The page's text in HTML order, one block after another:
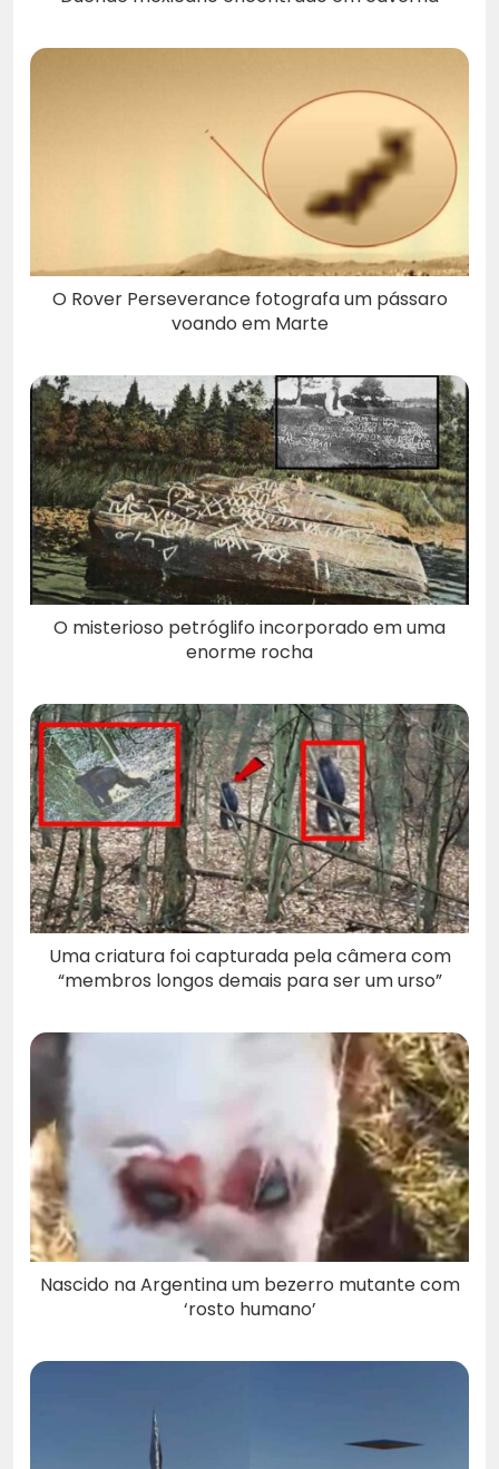
O Rover Perseverance fotografa um pássaro
voando em Marte
O misterioso petróglifo incorporado em uma
enorme rocha
Uma criatura foi capturada pela câmera com
“membros longos demais para ser um urso”
Nascido na Argentina um bezerro mutante com
‘rosto humano’